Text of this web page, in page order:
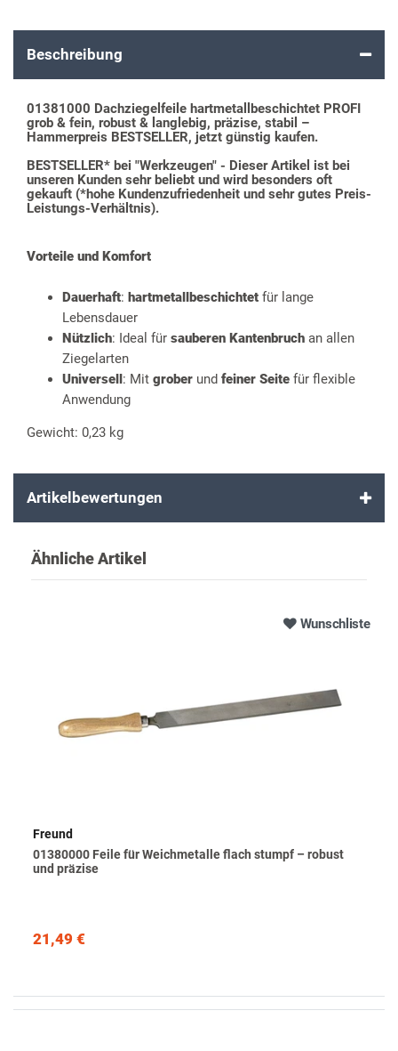
Beschreibung
01381000 Dachziegelfeile hartmetallbeschichtet PROFI
grob & fein, robust & langlebig, präzise, stabil –
Hammerpreis BESTSELLER, jetzt günstig kaufen.
BESTSELLER* bei "Werkzeugen" - Dieser Artikel ist bei
unseren Kunden sehr beliebt und wird besonders oft
gekauft (*hohe Kundenzufriedenheit und sehr gutes Preis-
Leistungs-Verhältnis).
Vorteile und Komfort
Dauerhaft: hartmetallbeschichtet für lange
Lebensdauer
Nützlich: Ideal für sauberen Kantenbruch an allen
Ziegelarten
Universell: Mit grober und feiner Seite für flexible
Anwendung
Gewicht: 0,23 kg
Artikelbewertungen
Ähnliche Artikel
Wunschliste
Freund
01380000 Feile für Weichmetalle flach stumpf – robust
und präzise
21,49 €